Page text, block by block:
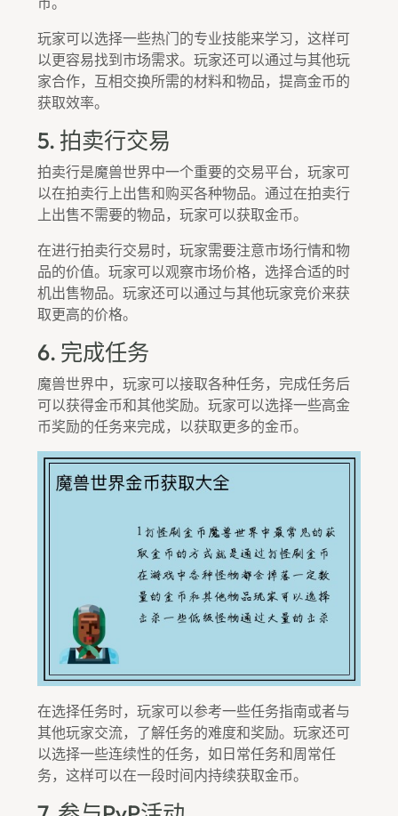
玩家可以选择一些热门的专业技能来学习，这样可
以更容易找到市场需求。玩家还可以通过与其他玩
家合作，互相交换所需的材料和物品，提高金币的
获取效率。
5. 拍卖行交易
拍卖行是魔兽世界中一个重要的交易平台，玩家可
以在拍卖行上出售和购买各种物品。通过在拍卖行
上出售不需要的物品，玩家可以获取金币。
在进行拍卖行交易时，玩家需要注意市场行情和物
品的价值。玩家可以观察市场价格，选择合适的时
机出售物品。玩家还可以通过与其他玩家竞价来获
取更高的价格。
6. 完成任务
魔兽世界中，玩家可以接取各种任务，完成任务后
可以获得金币和其他奖励。玩家可以选择一些高金
币奖励的任务来完成，以获取更多的金币。
在选择任务时，玩家可以参考一些任务指南或者与
其他玩家交流，了解任务的难度和奖励。玩家还可
以选择一些连续性的任务，如日常任务和周常任
务，这样可以在一段时间内持续获取金币。